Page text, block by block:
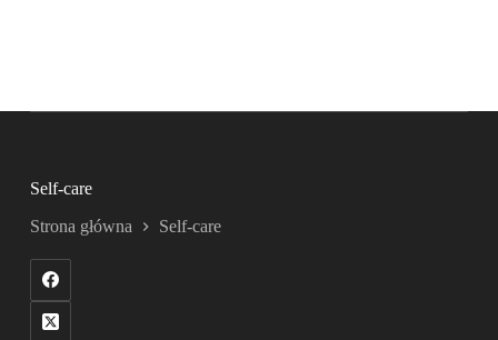
Self-care
Strona główna Self-care